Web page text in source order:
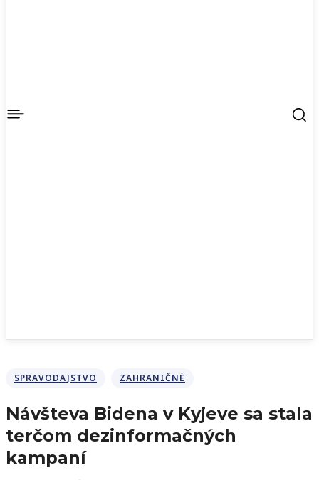
SPRAVODAJSTVO ZAHRANIČNÉ
Návšteva Bidena v Kyjeve sa stala
terčom dezinformačných
kampaní